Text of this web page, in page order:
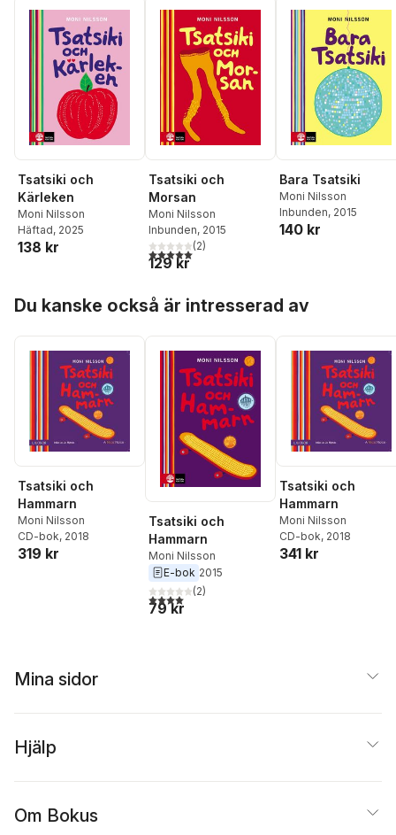
Tsatsiki och
Kärleken
Moni Nilsson
Häftad, 2025
138 kr
Tsatsiki och
Morsan
Moni Nilsson
Inbunden, 2015
5,0utav 5 stjärnor. Totalt antal röster:
(2)
129 kr
Bara Tsatsiki
Moni Nilsson
Inbunden, 2015
140 kr
Du kanske också är intresserad av
Tsatsiki och
Hammarn
Moni Nilsson
CD-bok, 2018
319 kr
Tsatsiki och
Hammarn
Moni Nilsson
E-bok 2015
4,0utav 5 stjärnor. Totalt antal röster:
(2)
79 kr
Tsatsiki och
Hammarn
Moni Nilsson
CD-bok, 2018
341 kr
Mina sidor
Hjälp
Om Bokus